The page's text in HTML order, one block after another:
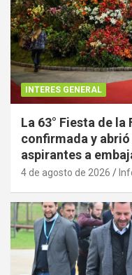
INTERES GENERAL
La 63° Fiesta de
confirmada y
aspirantes a
4 de agosto de 2026